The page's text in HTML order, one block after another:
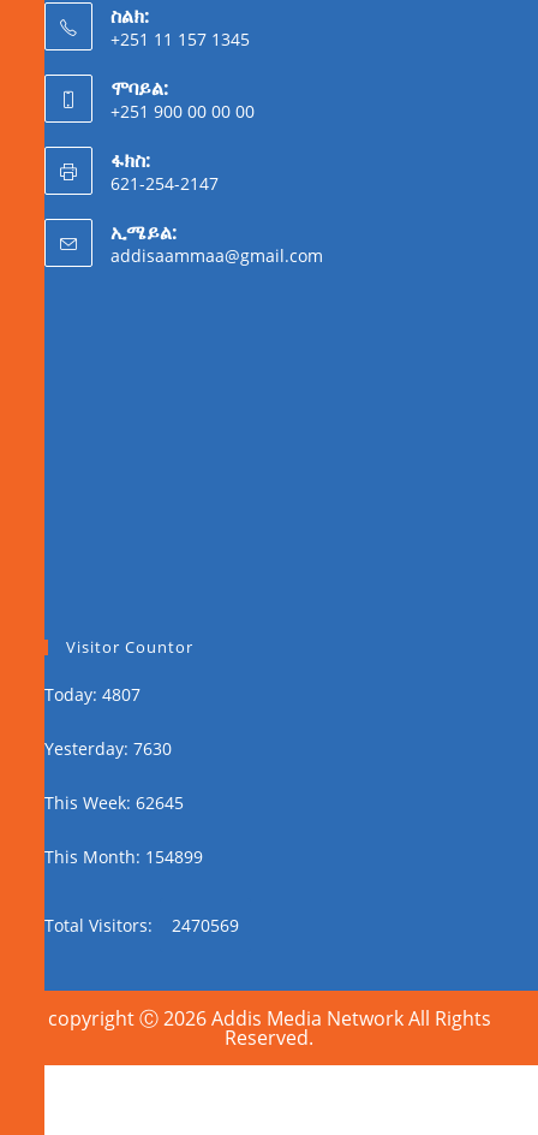
ስልክ:
+251 11 157 1345
ሞባይል:
+251 900 00 00 00
ፋክስ:
621-254-2147
ኢሜይል:
addisaammaa@gmail.com
Visitor Countor
Today: 4807
Yesterday: 7630
This Week: 62645
This Month: 154899
Total Visitors: 2470569
copyright Ⓒ 2026 Addis Media Network All Rights
Reserved.